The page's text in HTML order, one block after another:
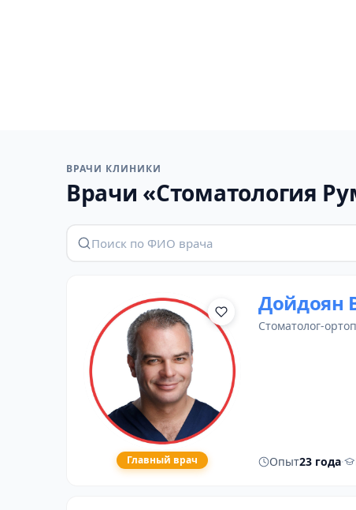
ВРАЧИ КЛИНИКИ
Врачи «Стоматология
Главный врач
Дойдоян
стоматолог-
Опыт23 года·